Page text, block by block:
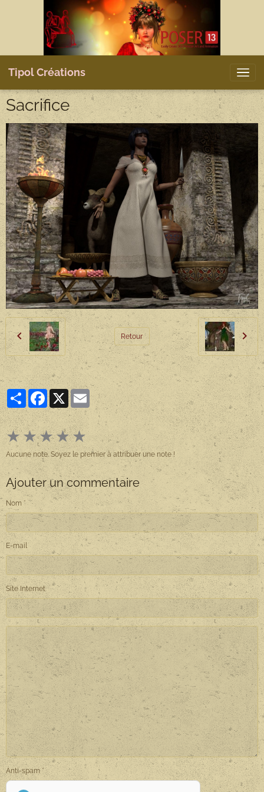
Tipol Créations
Sacrifice
Retour
PartagerFacebook
X Email
★★★★★
Aucune note. Soyez le premier à attribuer une note !
Ajouter un commentaire
Nom
E-mail
Site Internet
Anti-spam